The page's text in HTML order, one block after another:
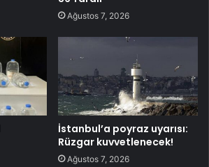
Ağustos 7, 2026
İstanbul’a poyraz uyarısı:
Rüzgar kuvvetlenecek!
Ağustos 7, 2026